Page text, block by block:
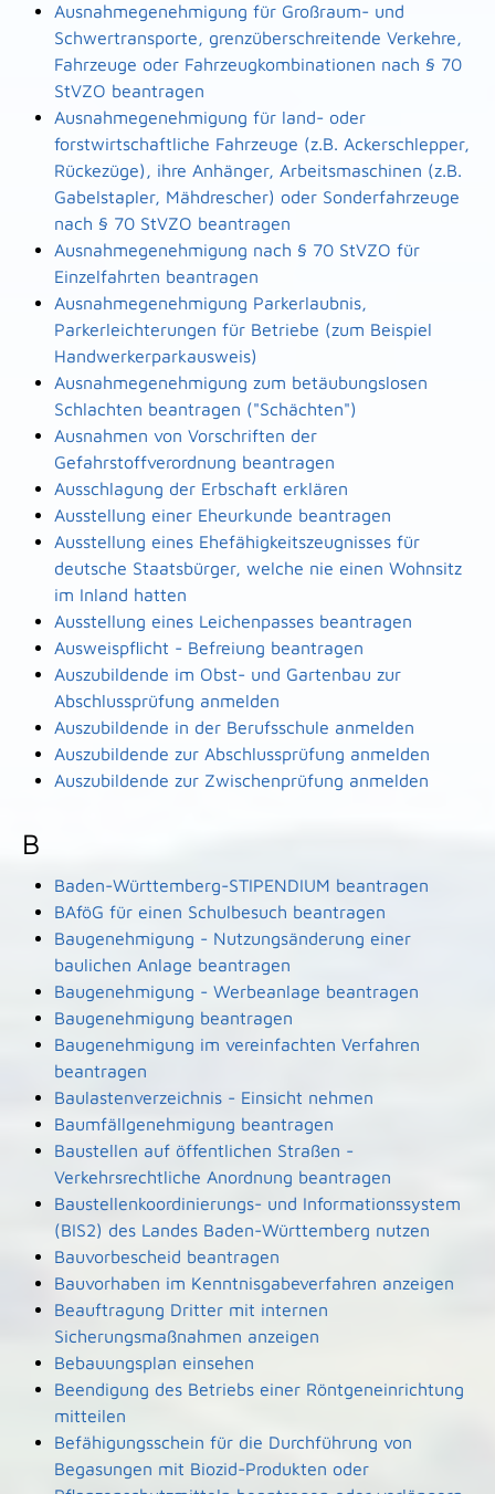
Ausnahmegenehmigung für Großraum- und
Schwertransporte, grenzüberschreitende Verkehre,
Fahrzeuge oder Fahrzeugkombinationen nach § 70
StVZO beantragen
Ausnahmegenehmigung für land- oder
forstwirtschaftliche Fahrzeuge (z.B. Ackerschlepper,
Rückezüge), ihre Anhänger, Arbeitsmaschinen (z.B.
Gabelstapler, Mähdrescher) oder Sonderfahrzeuge
nach § 70 StVZO beantragen
Ausnahmegenehmigung nach § 70 StVZO für
Einzelfahrten beantragen
Ausnahmegenehmigung Parkerlaubnis,
Parkerleichterungen für Betriebe (zum Beispiel
Handwerkerparkausweis)
Ausnahmegenehmigung zum betäubungslosen
Schlachten beantragen ("Schächten")
Ausnahmen von Vorschriften der
Gefahrstoffverordnung beantragen
Ausschlagung der Erbschaft erklären
Ausstellung einer Eheurkunde beantragen
Ausstellung eines Ehefähigkeitszeugnisses für
deutsche Staatsbürger, welche nie einen Wohnsitz
im Inland hatten
Ausstellung eines Leichenpasses beantragen
Ausweispflicht - Befreiung beantragen
Auszubildende im Obst- und Gartenbau zur
Abschlussprüfung anmelden
Auszubildende in der Berufsschule anmelden
Auszubildende zur Abschlussprüfung anmelden
Auszubildende zur Zwischenprüfung anmelden
B
Baden-Württemberg-STIPENDIUM beantragen
BAföG für einen Schulbesuch beantragen
Baugenehmigung - Nutzungsänderung einer
baulichen Anlage beantragen
Baugenehmigung - Werbeanlage beantragen
Baugenehmigung beantragen
Baugenehmigung im vereinfachten Verfahren
beantragen
Baulastenverzeichnis - Einsicht nehmen
Baumfällgenehmigung beantragen
Baustellen auf öffentlichen Straßen -
Verkehrsrechtliche Anordnung beantragen
Baustellenkoordinierungs- und Informationssystem
(BIS2) des Landes Baden-Württemberg nutzen
Bauvorbescheid beantragen
Bauvorhaben im Kenntnisgabeverfahren anzeigen
Beauftragung Dritter mit internen
Sicherungsmaßnahmen anzeigen
Bebauungsplan einsehen
Beendigung des Betriebs einer Röntgeneinrichtung
mitteilen
Befähigungsschein für die Durchführung von
Begasungen mit Biozid-Produkten oder